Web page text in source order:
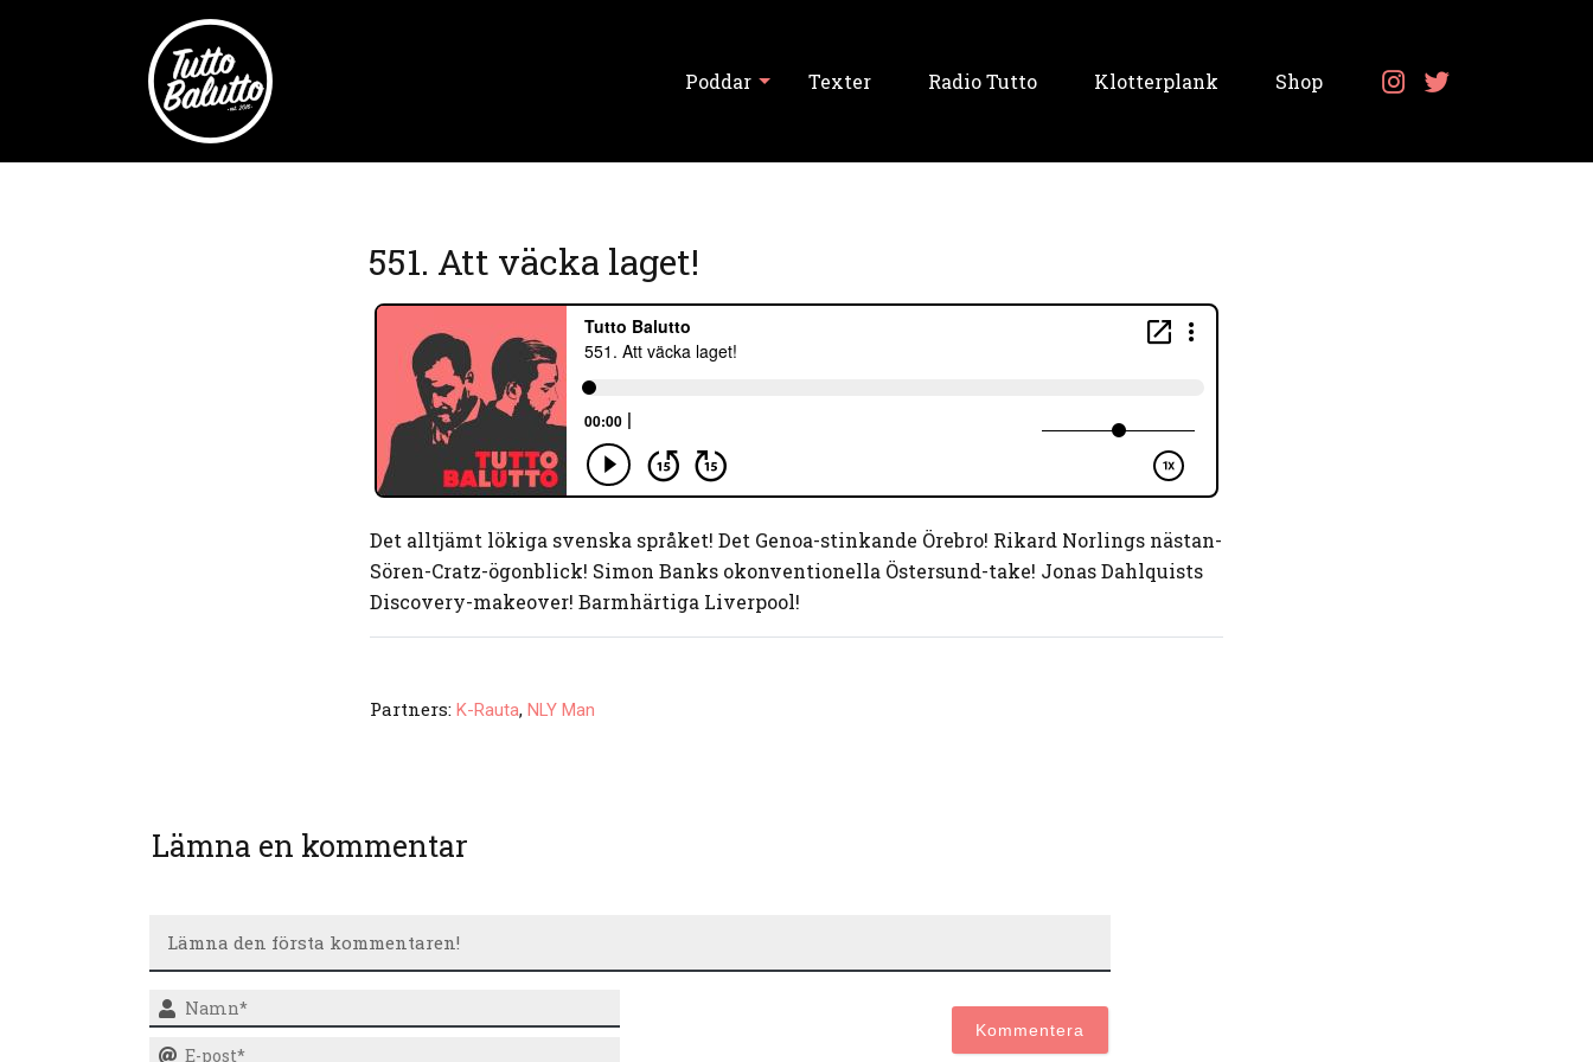
Poddar
Tutto Balutto
Never Forget
Texter Radio Tutto Klotterplank Shop
551. Att väcka laget!
Det alltjämt lökiga svenska språket! Det Genoa-stinkande Örebro! Rikard Norlings nästan-
Sören-Cratz-ögonblick! Simon Banks okonventionella Östersund-take! Jonas Dahlquists
Discovery-makeover! Barmhärtiga Liverpool!
Partners: K-Rauta, NLY Man
Lämna en kommentar